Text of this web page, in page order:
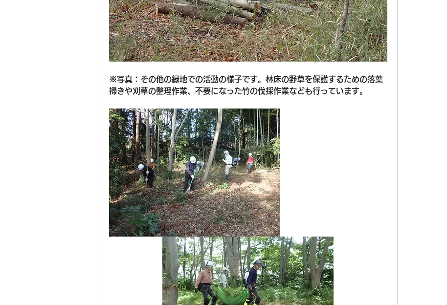
※写真：その他の緑地での活動の様子です。林床の野草を保護するための落葉
掃きや刈草の整理作業、不要になった竹の伐採作業なども行っています。